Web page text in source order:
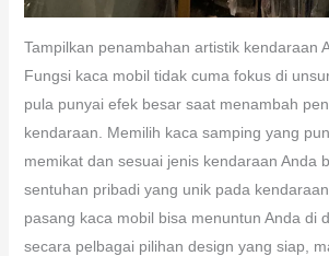
Tampilkan penambahan artistik kendaraan
Fungsi kaca mobil tidak cuma fokus di
pula punyai efek besar saat menambah
kendaraan. Memilih kaca samping yang
memikat dan sesuai jenis kendaraan Anda
sentuhan pribadi yang unik pada
pasang kaca mobil bisa menuntun Anda di
secara pelbagai pilihan design yang siap,